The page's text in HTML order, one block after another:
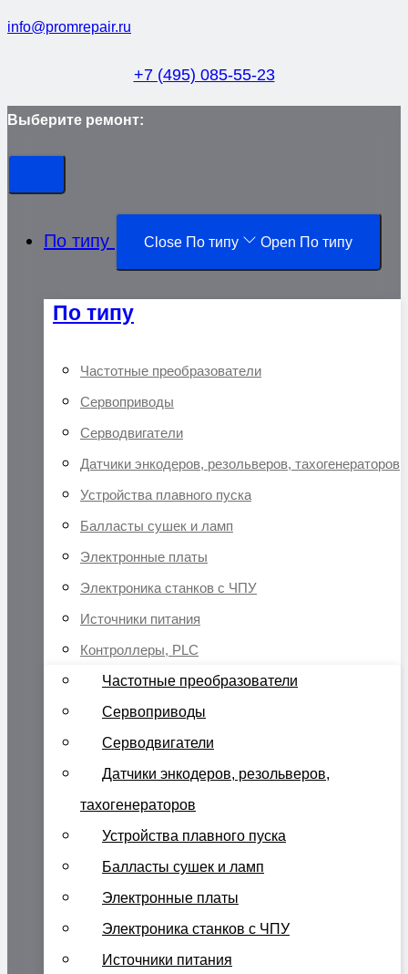
info@promrepair.ru
+7 (495) 085-55-23
Выберите ремонт:
По типу Close По типу Open По типу
По типу
Частотные преобразователи
Сервоприводы
Серводвигатели
Датчики энкодеров, резольверов, тахогенераторов
Устройства плавного пуска
Балласты сушек и ламп
Электронные платы
Электроника станков с ЧПУ
Источники питания
Контроллеры, PLC
Частотные преобразователи
Сервоприводы
Серводвигатели
Датчики энкодеров, резольверов,
тахогенераторов
Устройства плавного пуска
Балласты сушек и ламп
Электронные платы
Электроника станков с ЧПУ
Источники питания